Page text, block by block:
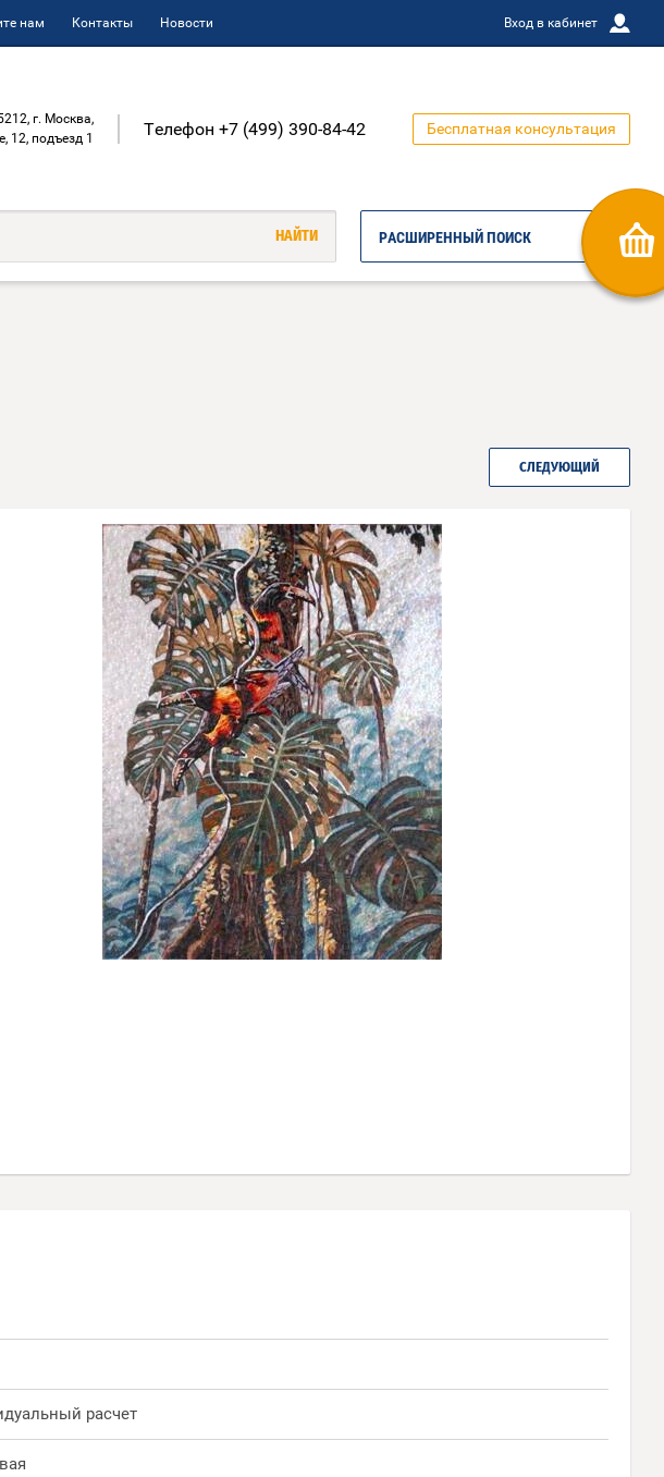
нам Контакты Новости Вход в кабинет
г. Москва,
12, подъезд 1
Телефон +7 (499) 390-84-42 Бесплатная консультация
РАСШИРЕННЫЙ ПОИСК
СЛЕДУЮЩИЙ
расчет